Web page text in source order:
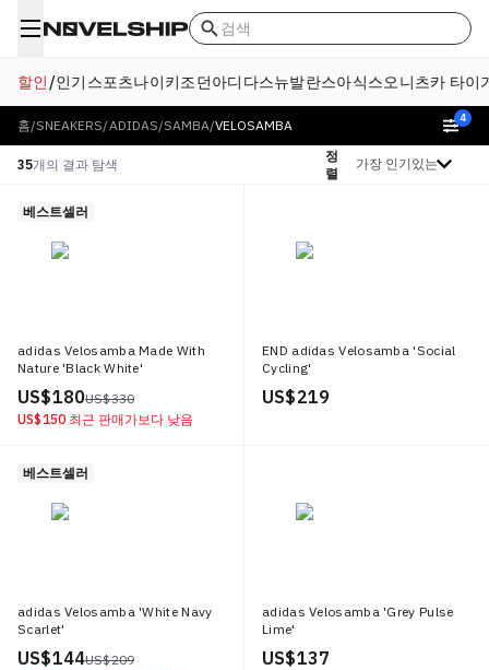
검색
할인 /인기 스포츠나이키조던아디다스뉴발란스아식스오니츠카 타이
홈/SNEAKERS/ADIDAS/SAMBA/VELOSAMBA 4
35개의 결과 탐색
정
렬
정렬 기준
베스트셀러
adidas Velosamba Made With
Nature 'Black White'
US$ 180US$ 330
US$ 150 최근 판매가보다 낮음
END adidas Velosamba 'Social
Cycling'
US$ 219
베스트셀러
adidas Velosamba 'White Navy
Scarlet'
US$ 144US$ 209
adidas Velosamba 'Grey Pulse
Lime'
US$ 137